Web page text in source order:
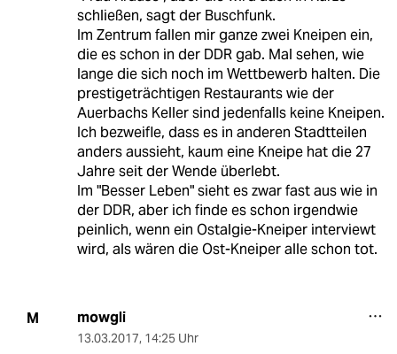
schließen, sagt der Buschfunk.
Im Zentrum fallen mir ganze zwei Kneipen ein,
die es schon in der DDR gab. Mal sehen, wie
lange die sich noch im Wettbewerb halten. Die
prestigeträchtigen Restaurants wie der
Auerbachs Keller sind jedenfalls keine Kneipen.
Ich bezweifle, dass es in anderen Stadtteilen
anders aussieht, kaum eine Kneipe hat die 27
Jahre seit der Wende überlebt.
Im "Besser Leben" sieht es zwar fast aus wie in
der DDR, aber ich finde es schon irgendwie
peinlich, wenn ein Ostalgie-Kneiper interviewt
wird, als wären die Ost-Kneiper alle schon tot.
M mowgli
13.03.2017, 14:25 Uhr